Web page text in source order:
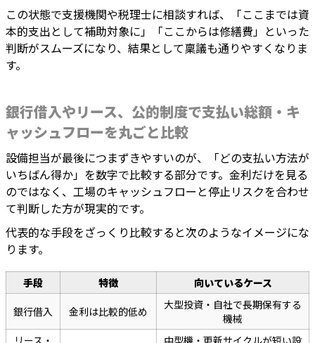
この状態で支援機関や税理士に相談すれば、「ここまでは資
本的支出として補助対象に」「ここからは修繕費」といった
判断がスムーズになり、結果として稟議も通りやすくなりま
す。
銀行借入やリース、公的制度で支払い総額・キ
ャッシュフローを丸ごと比較
設備担当が最後につまずきやすいのが、「どの支払い方法が
いちばん得か」を数字で比較する部分です。金利だけを見る
のではなく、工場のキャッシュフローと停止リスクを合わせ
て判断した方が現実的です。
代表的な手段をざっくり比較すると次のようなイメージにな
ります。
手段 特徴 向いているケース
銀行借入 金利は比較的低め
大型投資・自社で長期保有する
機械